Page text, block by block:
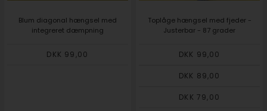
Blum diagonal hængsel med
integreret dæmpning
DKK 99,00
Toplåge hængsel med fjeder -
Justerbar - 87 grader
DKK 99,00
DKK 89,00
DKK 79,00